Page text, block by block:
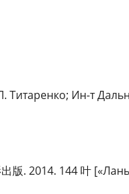
Титаренко; Ин-т
版. 2014. 144 叶